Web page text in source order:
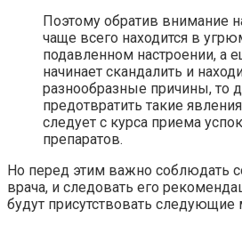
Поэтому обратив внимание
чаще всего находится в
подавленном настроении, а
начинает скандалить и
разнообразные причины, то
предотвратить такие
следует с курса приема
препаратов.
Но перед этим важно соблюдать
врача, и следовать его
будут присутствовать